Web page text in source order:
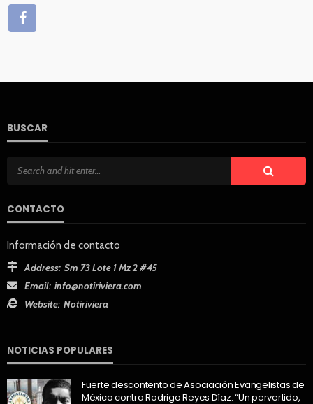
BUSCAR
CONTACTO
Información de contacto
Address: Sm 73 Lote 1 Mz 2 #45
Email: info@notiriviera.com
Website: Notiriviera
NOTICIAS POPULARES
Fuerte descontento de Asociación Evangelistas de
México contra Rodrigo Reyes Díaz: “Un pervertido,